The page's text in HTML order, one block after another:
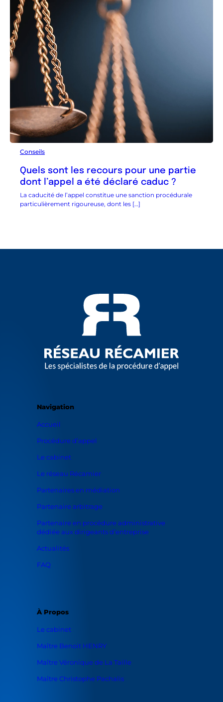
Conseils
Quels sont les recours pour une partie
dont l’appel a été déclaré caduc ?
La caducité de l’appel constitue une sanction procédurale
particulièrement rigoureuse, dont les […]
Navigation
Accueil
Procédure d’appel
Le cabinet
Le réseau Récamier
Partenaires en médiation
Partenaire arbitrage
Partenaire en procédure administrative
dédiée aux dirigeants d’entreprise
Actualités
FAQ
À Propos
Le cabinet
Maître Benoit HENRY
Maître Véronique de La Taille
Maître Christophe Pachalis